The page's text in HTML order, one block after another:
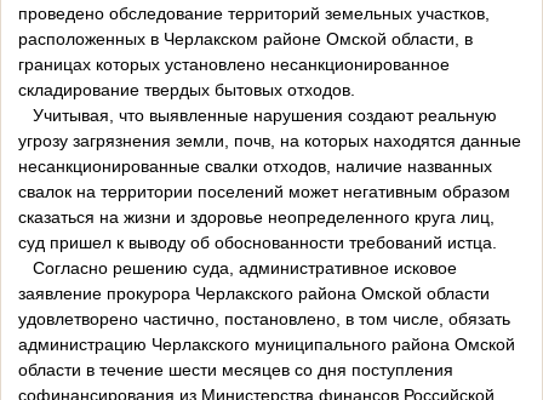
проведено обследование территорий земельных участков,
расположенных в Черлакском районе Омской области, в
границах которых установлено несанкционированное
складирование твердых бытовых отходов.
Учитывая, что выявленные нарушения создают реальную
угрозу загрязнения земли, почв, на которых находятся данные
несанкционированные свалки отходов, наличие названных
свалок на территории поселений может негативным образом
сказаться на жизни и здоровье неопределенного круга лиц,
суд пришел к выводу об обоснованности требований истца.
Согласно решению суда, административное исковое
заявление прокурора Черлакского района Омской области
удовлетворено частично, постановлено, в том числе, обязать
администрацию Черлакского муниципального района Омской
области в течение шести месяцев со дня поступления
софинансирования из Министерства финансов Российской